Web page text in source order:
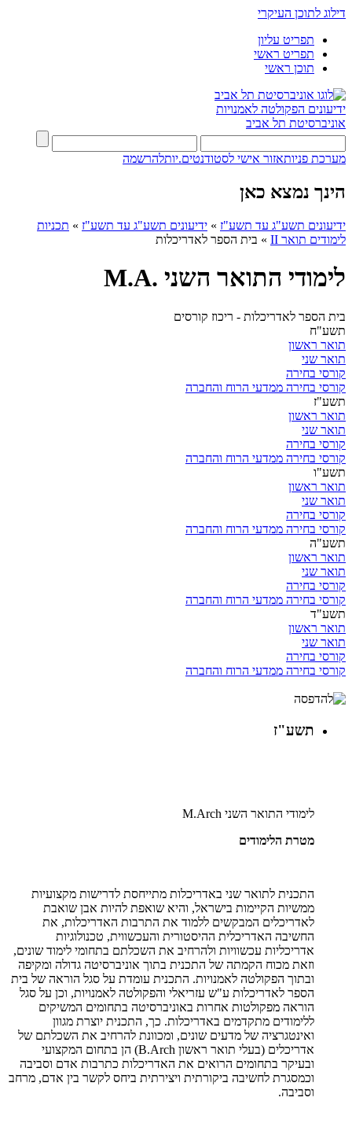
דילוג לתוכן העיקרי
תפריט עליון
תפריט ראשי
תוכן ראשי
ידיעונים הפקולטה לאמנויות
אוניברסיטת תל אביב
מערכת פניותאזור אישי לסטודנטים.יותלהרשמה
הינך נמצא כאן
ידיעונים תשע"ג עד תשע"ז » ידיעונים תשע"ג עד תשע"ז » תכניות
לימודים תואר II
» בית הספר לאדריכלות
לימודי התואר השני .M.A
בית הספר לאדריכלות - ריכוז קורסים
תשע"ח
תואר ראשון
תואר שני
קורסי בחירה
קורסי בחירה ממדעי הרוח והחברה
תשע"ז
תואר ראשון
תואר שני
קורסי בחירה
קורסי בחירה ממדעי הרוח והחברה
תשע"ו
תואר ראשון
תואר שני
קורסי בחירה
קורסי בחירה ממדעי הרוח והחברה
תשע"ה
תואר ראשון
תואר שני
קורסי בחירה
קורסי בחירה ממדעי הרוח והחברה
תשע"ד
תואר ראשון
תואר שני
קורסי בחירה
קורסי בחירה ממדעי הרוח והחברה
תשע"ז
לימודי התואר השני M.Arch
מטרת הלימודים
התכנית לתואר שני באדריכלות מתייחסת לדרישות מקצועיות
ממשיות הקיימות בישראל, והיא שואפת להיות אבן שואבת
לאדריכלים המבקשים ללמוד את התרבות האדריכלות, את
החשיבה האדריכלית ההיסטורית והעכשווית, טכנולוגיות
אדריכליות עכשוויות ולהרחיב את השכלתם בתחומי לימוד שונים,
וזאת מכוח הקמתה של התכנית בתוך אוניברסיטה גדולה ומקיפה
ובתוך הפקולטה לאמנויות. התכנית עומדת על סגל הוראה של בית
הספר לאדריכלות ע"ש עזריאלי והפקולטה לאמנויות, וכן על סגל
הוראה מפקולטות אחרות באוניברסיטה בתחומים המשיקים
ללימודים מתקדמים באדריכלות. כך, התכנית יוצרת מגוון
ואינטגרציה של מדעים שונים, ומכוונת להרחיב את השכלתם של
אדריכלים (בעלי תואר ראשון B.Arch) הן בתחום המקצועי
ובעיקר בתחומים הרואים את האדריכלות כתרבות אדם וסביבה
וכמסגרת לחשיבה ביקורתית ויצירתית ביחס לקשר בין אדם, מרחב
וסביבה.